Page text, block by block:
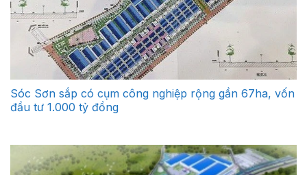
Sóc Sơn sắp có cụm công nghiệp rộng gần 67ha, vốn
đầu tư 1.000 tỷ đồng